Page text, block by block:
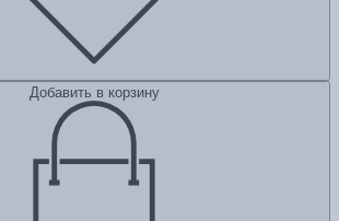
Добавить в корзину